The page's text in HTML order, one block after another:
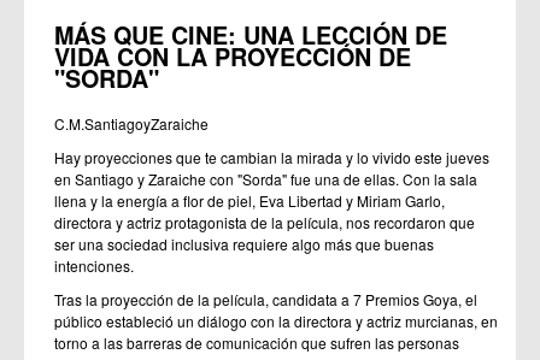
MÁS QUE CINE: UNA LECCIÓN DE
VIDA CON LA PROYECCIÓN DE
"SORDA"
C.M.SantiagoyZaraiche
Hay proyecciones que te cambian la mirada y lo vivido este jueves
en Santiago y Zaraiche con "Sorda" fue una de ellas. Con la sala
llena y la energía a flor de piel, Eva Libertad y Miriam Garlo,
directora y actriz protagonista de la película, nos recordaron que
ser una sociedad inclusiva requiere algo más que buenas
intenciones.
Tras la proyección de la película, candidata a 7 Premios Goya, el
público estableció un diálogo con la directora y actriz murcianas, en
torno a las barreras de comunicación que sufren las personas